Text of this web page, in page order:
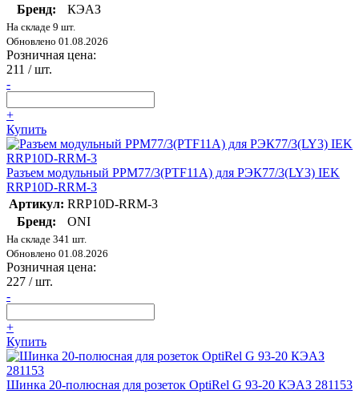
Бренд:
КЭАЗ
На складе 9 шт.
Обновлено 01.08.2026
Розничная цена:
211 / шт.
-
+
Купить
Разъем модульный РРМ77/3(PTF11A) для РЭК77/3(LY3) IEK
RRP10D-RRM-3
Артикул: RRP10D-RRM-3
Бренд:
ONI
На складе 341 шт.
Обновлено 01.08.2026
Розничная цена:
227 / шт.
-
+
Купить
Шинка 20-полюсная для розеток OptiRel G 93-20 КЭАЗ 281153